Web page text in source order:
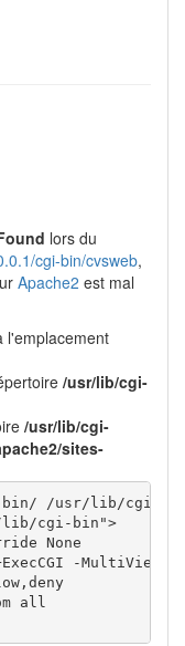
lors du
cgi-bin/cvsweb,
Apache2 est mal
l'emplacement
/usr/lib/cgi-
/usr/lib/cgi-
sites-
/usr/lib/cgi-
cgi-bin">
None
-MultiViews
all